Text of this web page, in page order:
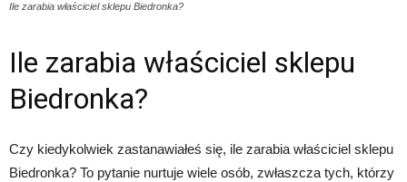
Ile zarabia właściciel sklepu Biedronka?
Ile zarabia właściciel sklepu
Biedronka?
Czy kiedykolwiek zastanawiałeś się, ile zarabia właściciel sklepu
Biedronka? To pytanie nurtuje wiele osób, zwłaszcza tych, którzy